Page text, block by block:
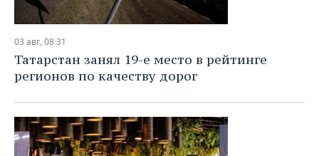
КИБЕРСПОРТ
ФИГУРНОЕ КАТАНИЕ
ВОДНЫЕ ВИДЫ СПОРТА
КУЛЬТУРА
МЕДИЦИНА
ОБРАЗОВАНИЕ
СПИСОК КОМПАНИЙ
03 авг, 08:31
Татарстан занял 19-е место в рейтинге
регионов по качеству дорог